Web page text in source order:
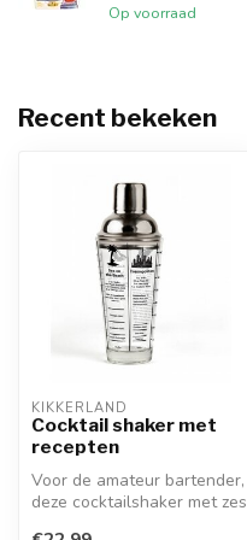
Op voorraad
Recent bekeken
KIKKERLAND
Cocktail shaker met
recepten
Voor de amateur bartender,
deze cocktailshaker met zes